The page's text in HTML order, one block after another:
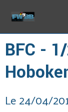
BFC -
Le 24/04/